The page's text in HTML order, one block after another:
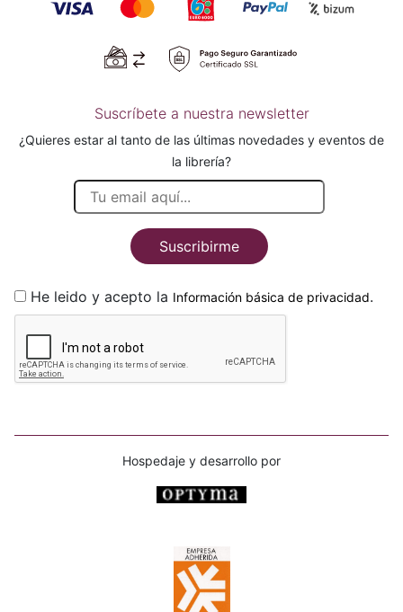
Suscríbete a nuestra newsletter
¿Quieres estar al tanto de las últimas novedades y eventos de
la librería?
Suscribirme
He leido y acepto la Información básica de privacidad.
Hospedaje y desarrollo por